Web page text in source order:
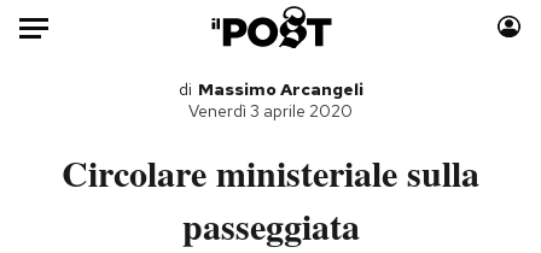
Auto
Libri
di Massimo Arcangeli
Venerdì 3 aprile 2020
Circolare ministeriale sulla
passeggiata